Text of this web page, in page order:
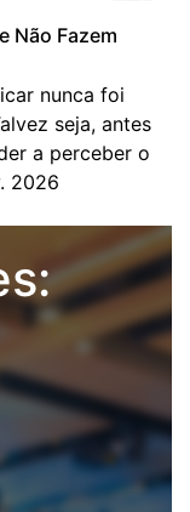
Não Fazem
nunca foi
seja, antes
a perceber o
2026